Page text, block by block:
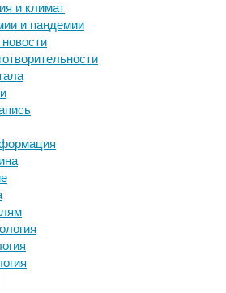
и климат
и пандемии
костный наноматериал»,